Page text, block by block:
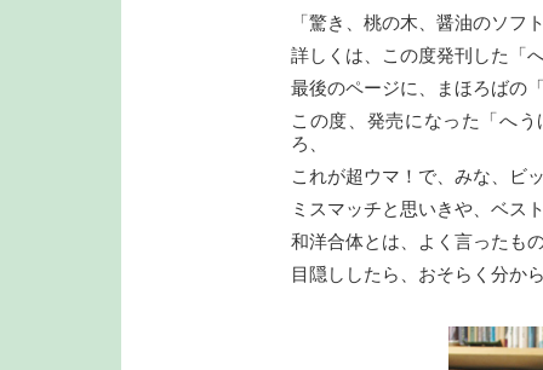
「驚き、桃の木、醤油のソフ
詳しくは、この度発刊した「
最後のページに、まほろばの
この度、発売になった「へ
ろ、
これが超ウマ！で、みな、ビ
ミスマッチと思いきや、ベス
和洋合体とは、よく言ったも
目隠ししたら、おそらく分か